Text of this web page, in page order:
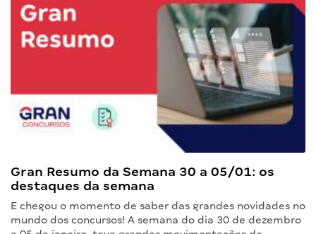
Gran Resumo da Semana 30 a 05/01: os
destaques da semana
E chegou o momento de saber das grandes novidades no
mundo dos concursos! A semana do dia 30 de dezembro